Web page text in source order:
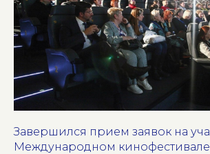
Завершился прием заявок на
Международном